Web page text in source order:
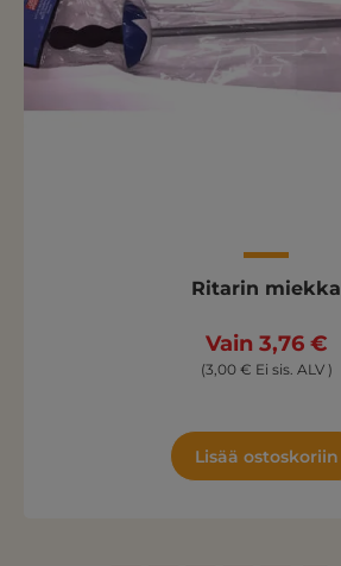
Ritarin miekka
Vain 3,76 €
(3,00 € Ei sis. ALV )
Lisää ostoskoriin